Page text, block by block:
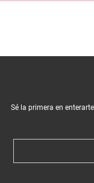
Sé la primera en